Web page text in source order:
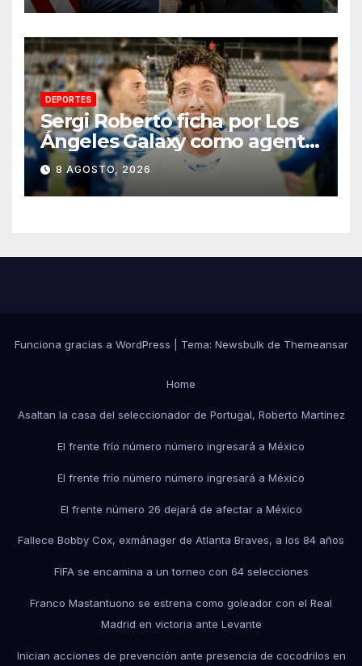
Michoacán
DEPORTES
Sergi Roberto ficha por Los
Ángeles Galaxy como agente
libre hasta 2028
8 AGOSTO, 2026
Funciona gracias a WordPress Tema: Newsbulkde Themeansar
Home
Asaltan la casa del seleccionador de Portugal, Roberto Martínez
El frente frío número número ingresará a México
El frente frío número número ingresará a México
El frente número 26 dejará de afectar a México
Fallece Bobby Cox, exmánager de Atlanta Braves, a los 84 años
FIFA se encamina a un torneo con 64 selecciones
Franco Mastantuono se estrena como goleador con el Real
Madrid en victoria ante Levante
Inician acciones de prevención ante presencia de cocodrilos en